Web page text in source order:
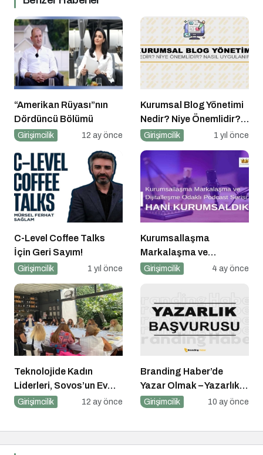
“Amerikan Rüyası”nın
Dördüncü Bölümü
Girişimcilik 12 ay önce
Kurumsal Blog Yönetimi
Nedir? Niye Önemlidir?
Kurumsal Blog Yönetimi
Girişimcilik 1 yıl önce
C-Level Coffee Talks
İçin Geri Sayım!
Girişimcilik 1 yıl önce
Kurumsallaşma
Markalaşma ve
Dijitalleşme Odaklı
Girişimcilik 4 ay önce
Teknolojide Kadın
Liderleri, Sovos’un Ev
Sahipliğinde Bir Araya
Girişimcilik 12 ay önce
Branding Haber’de
Yazar Olmak – Yazarlık
Başvurusu Başladı!
Girişimcilik 10 ay önce